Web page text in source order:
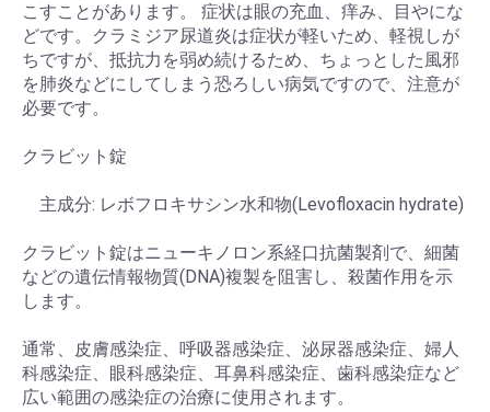
こすことがあります。 症状は眼の充血、痒み、目やにな
どです。クラミジア尿道炎は症状が軽いため、軽視しが
ちですが、抵抗力を弱め続けるため、ちょっとした風邪
を肺炎などにしてしまう恐ろしい病気ですので、注意が
必要です。
クラビット錠
主成分: レボフロキサシン水和物(Levofloxacin hydrate)
クラビット錠はニューキノロン系経口抗菌製剤で、細菌
などの遺伝情報物質(DNA)複製を阻害し、殺菌作用を示
します。
通常、皮膚感染症、呼吸器感染症、泌尿器感染症、婦人
科感染症、眼科感染症、耳鼻科感染症、歯科感染症など
広い範囲の感染症の治療に使用されます。